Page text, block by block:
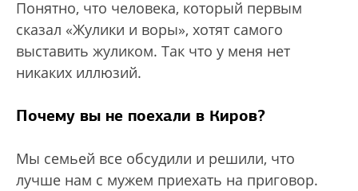
Понятно, что человека, который первым
сказал «Жулики и воры», хотят самого
выставить жуликом. Так что у меня нет
никаких иллюзий.
Почему вы не поехали в Киров?
Мы семьей все обсудили и решили, что
лучше нам с мужем приехать на приговор.